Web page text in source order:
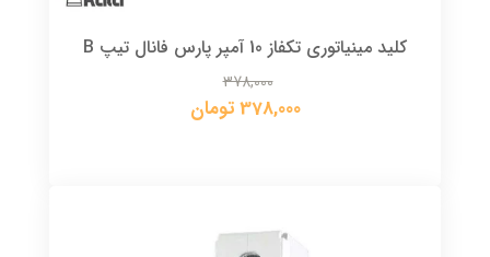
کلید مینیاتوری تکفاز 10 آمپر پارس فانال تیپ B
378,000
378,000 تومان